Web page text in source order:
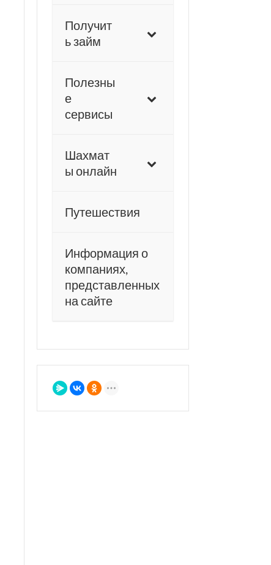
Получит
ь займ
Полезны
е
сервисы
Шахмат
ы онлайн
Путешествия
Информация о
компаниях,
представленных
на сайте